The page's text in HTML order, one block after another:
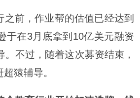
之前，作业帮的估值已经达到
于在3月底拿到10亿美元融资
。不过，随着这次募资结束，
猿辅导。